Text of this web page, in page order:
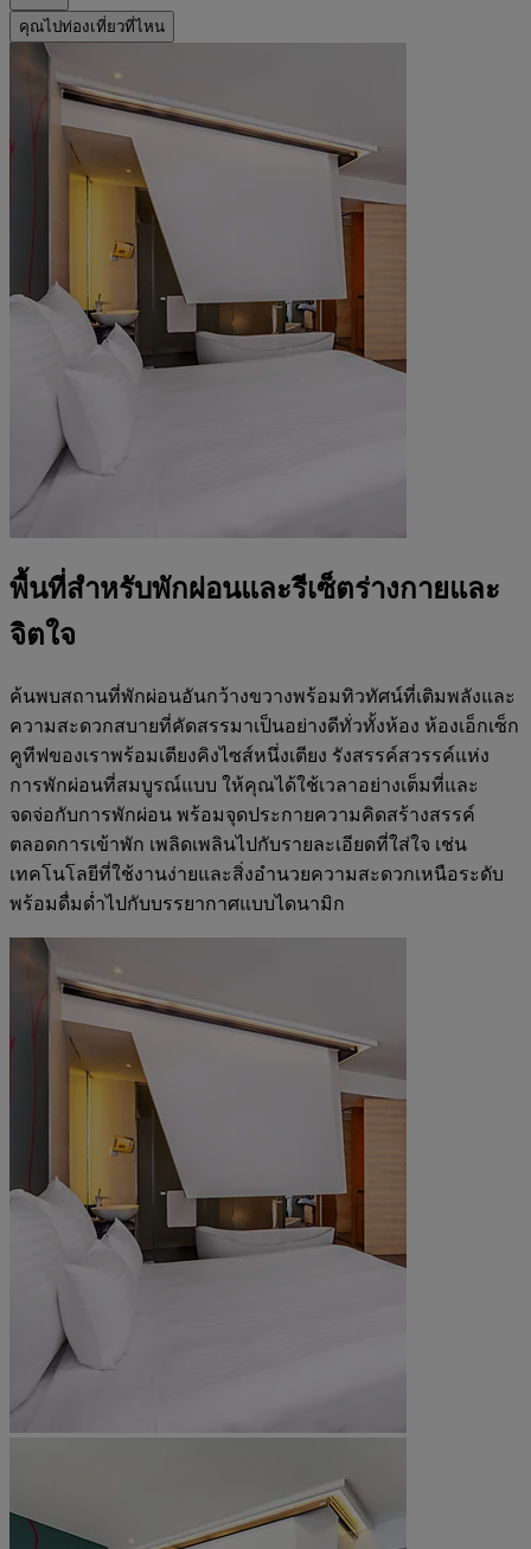
คุณไปท่องเที่ยวที่ไหน
พื้นที่สำหรับพักผ่อนและรีเซ็ตร่างกายและ
จิตใจ
ค้นพบสถานที่พักผ่อนอันกว้างขวางพร้อมทิวทัศน์ที่เติมพลังและ
ความสะดวกสบายที่คัดสรรมาเป็นอย่างดีทั่วทั้งห้อง ห้องเอ็กเซ็ก
คูทีฟของเราพร้อมเตียงคิงไซส์หนึ่งเตียง รังสรรค์สวรรค์แห่ง
การพักผ่อนที่สมบูรณ์แบบ ให้คุณได้ใช้เวลาอย่างเต็มที่และ
จดจ่อกับการพักผ่อน พร้อมจุดประกายความคิดสร้างสรรค์
ตลอดการเข้าพัก เพลิดเพลินไปกับรายละเอียดที่ใส่ใจ เช่น
เทคโนโลยีที่ใช้งานง่ายและสิ่งอำนวยความสะดวกเหนือระดับ
พร้อมดื่มด่ำไปกับบรรยากาศแบบไดนามิก